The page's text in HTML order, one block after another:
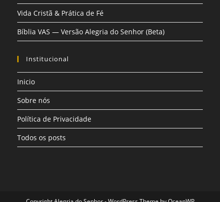
Vida Cristã & Prática de Fé
Bíblia VAS — Versão Alegria do Senhor (Beta)
Institucional
Inicio
Sobre nós
Política de Privacidade
Todos os posts